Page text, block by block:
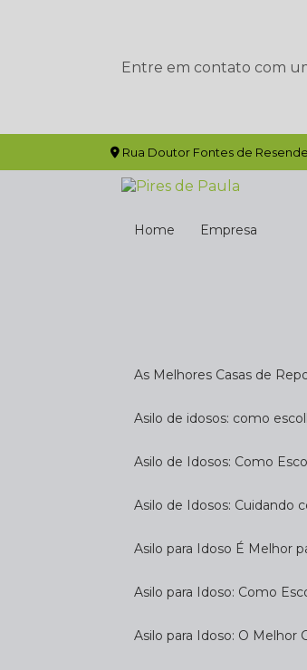
Entre em contato com
Rua Doutor Fontes de
Home Empresa
As Melhores Casas de
Asilo de idosos: como
Asilo de Idosos: Como
Asilo de Idosos:
Asilo para Idoso É Melhor
Asilo para Idoso: Como
Asilo para Idoso: O Melhor